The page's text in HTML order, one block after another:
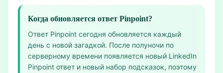
Когда обновляется ответ Pinpoint?
Ответ Pinpoint сегодня обновляется каждый
день с новой загадкой. После полуночи по
серверному времени появляется новый LinkedIn
Pinpoint ответ и новый набор подсказок, поэтому